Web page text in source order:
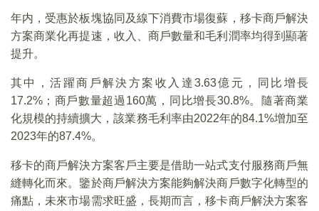
年内，受惠於板塊協同及線下消費市場復蘇，移卡商戶解決
方案商業化再提速，收入、商戶數量和毛利潤率均得到顯著
提升。
其中，活躍商戶解決方案收入達3.63億元，同比增長
17.2%；商戶數量超過160萬，同比增長30.8%。隨著商業
化規模的持續擴大，該業務毛利率由2022年的84.1%增加至
2023年的87.4%。
移卡的商戶解決方案客戶主要是借助一站式支付服務商戶無
縫轉化而來。鑒於商戶解決方案能夠解決商戶數字化轉型的
痛點，未來市場需求旺盛，長期而言，移卡商戶解決方案客